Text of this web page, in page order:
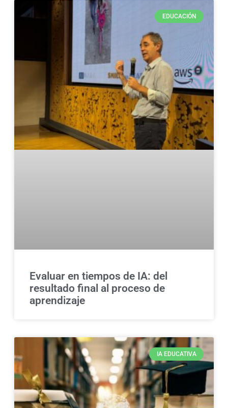
EDUCACIÓN
Evaluar en tiempos de IA: del
resultado final al proceso de
aprendizaje
IA EDUCATIVA